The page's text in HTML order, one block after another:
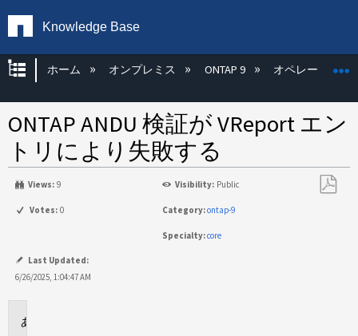
Knowledge Base
グローバル階層を展開/折りたたむ
ホーム オンプレミス ONTAP 9 オペレーティン
ONTAP ANDU 検証が VReport エン
トリにより失敗する
Views: 9 Visibility: Public
Votes: 0 Category:ontap-9
Specialty:core
Last Updated:
6/26/2025, 1:04:47 AM